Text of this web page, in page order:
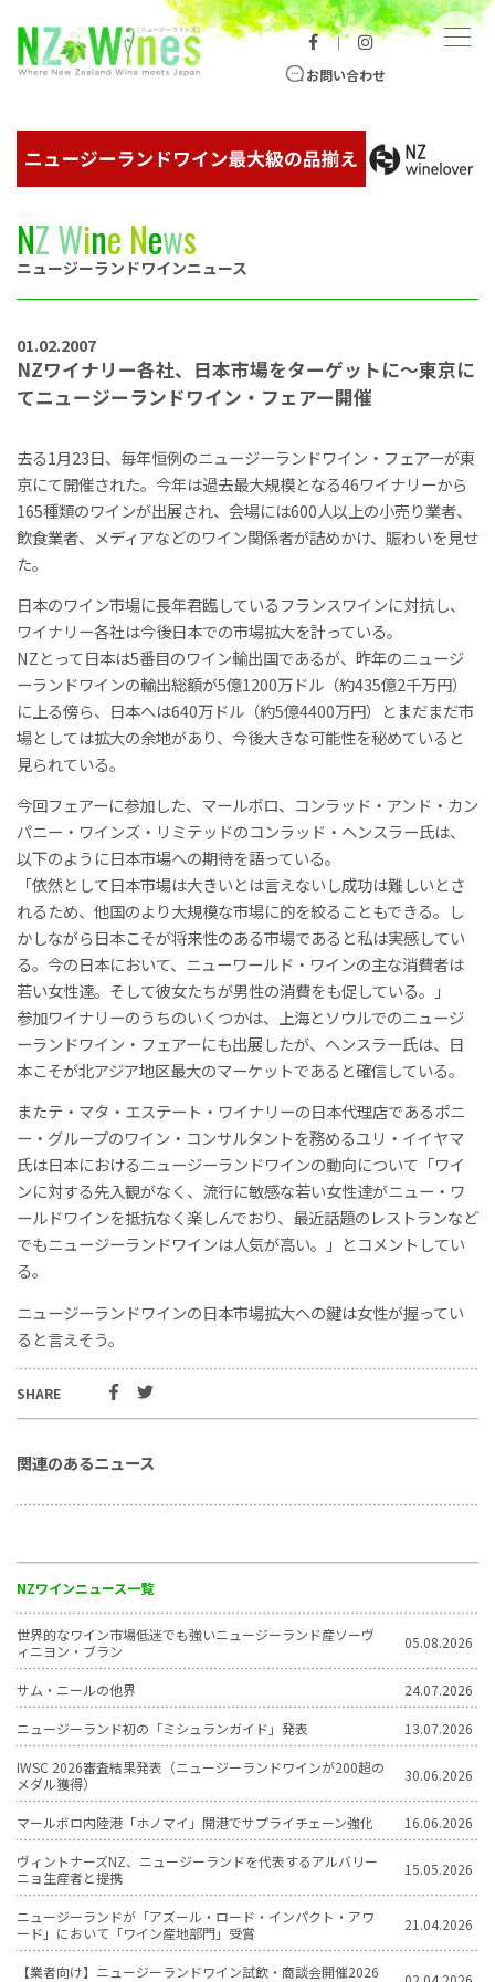
ニュージーランドワイン総合サイト
｜
お問い合わせ
メニュー
NZWine News
ニュージーランドワインニュース
01.02.2007
NZワイナリー各社、日本市場をターゲットに～東京に
てニュージーランドワイン・フェアー開催
NZワインニュース一覧
世界的なワイン市場低迷でも強いニュージーランド産ソーヴ
ィニヨン・ブラン
05.08.2026
サム・ニールの他界 24.07.2026
ニュージーランド初の「ミシュランガイド」発表 13.07.2026
IWSC 2026審査結果発表（ニュージーランドワインが200超の
メダル獲得）
30.06.2026
マールボロ内陸港「ホノマイ」開港でサプライチェーン強化 16.06.2026
ヴィントナーズNZ、ニュージーランドを代表するアルバリー
ニョ生産者と提携
15.05.2026
ニュージーランドが「アズール・ロード・インパクト・アワ
ード」において「ワイン産地部門」受賞
21.04.2026
【業者向け】ニュージーランドワイン試飲・商談会開催2026
去る1月23日、毎年恒例のニュージーランドワイン・フェアーが東
京にて開催された。今年は過去最大規模となる46ワイナリーから
165種類のワインが出展され、会場には600人以上の小売り業者、
飲食業者、メディアなどのワイン関係者が詰めかけ、賑わいを見せ
た。
日本のワイン市場に長年君臨しているフランスワインに対抗し、
ワイナリー各社は今後日本での市場拡大を計っている。
NZとって日本は5番目のワイン輸出国であるが、昨年のニュージ
ーランドワインの輸出総額が5億1200万ドル（約435億2千万円）
に上る傍ら、日本へは640万ドル（約5億4400万円）とまだまだ市
場としては拡大の余地があり、今後大きな可能性を秘めていると
見られている。
今回フェアーに参加した、マールボロ、コンラッド・アンド・カン
パニー・ワインズ・リミテッドのコンラッド・ヘンスラー氏は、
以下のように日本市場への期待を語っている。
「依然として日本市場は大きいとは言えないし成功は難しいとさ
れるため、他国のより大規模な市場に的を絞ることもできる。し
かしながら日本こそが将来性のある市場であると私は実感してい
る。今の日本において、ニューワールド・ワインの主な消費者は
若い女性達。そして彼女たちが男性の消費をも促している。」
参加ワイナリーのうちのいくつかは、上海とソウルでのニュージ
ーランドワイン・フェアーにも出展したが、ヘンスラー氏は、日
本こそが北アジア地区最大のマーケットであると確信している。
またテ・マタ・エステート・ワイナリーの日本代理店であるポニ
ー・グループのワイン・コンサルタントを務めるユリ・イイヤマ
氏は日本におけるニュージーランドワインの動向について「ワイ
ンに対する先入観がなく、流行に敏感な若い女性達がニュー・ワ
ールドワインを抵抗なく楽しんでおり、最近話題のレストランなど
でもニュージーランドワインは人気が高い。」とコメントしてい
る。
ニュージーランドワインの日本市場拡大への鍵は女性が握ってい
ると言えそう。
SHARE
関連のあるニュース